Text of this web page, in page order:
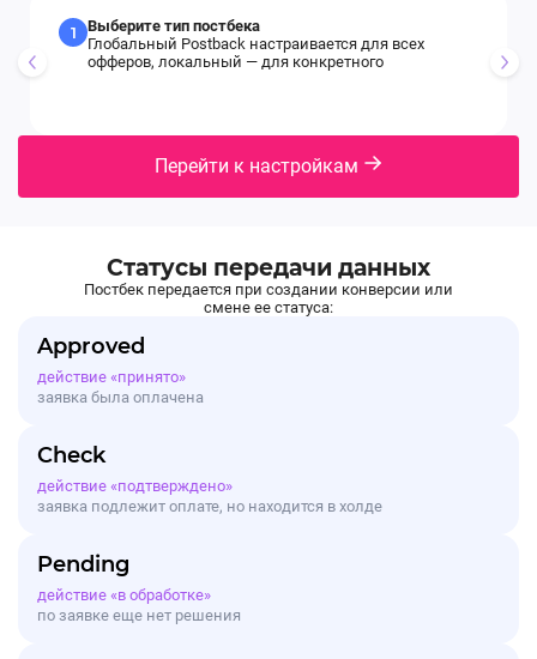
1
Выберите тип постбека
Глобальный Postback настраивается для всех
офферов, локальный — для конкретного
Перейти к настройкам
Статусы передачи данных
Постбек передается при создании конверсии или
смене ее статуса:
Approved
действие «принято»
заявка была оплачена
Check
действие «подтверждено»
заявка подлежит оплате, но находится в холде
Pending
действие «в обработке»
по заявке еще нет решения